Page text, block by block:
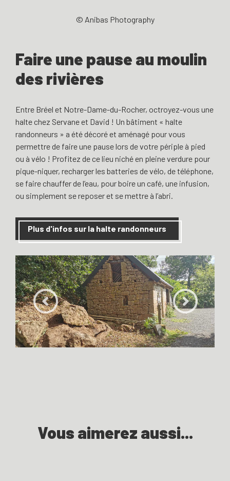
© Anibas Photography
Faire une pause au moulin
des rivières
Entre Bréel et Notre-Dame-du-Rocher, octroyez-vous une
halte chez Servane et David ! Un bâtiment « halte
randonneurs » a été décoré et aménagé pour vous
permettre de faire une pause lors de votre périple à pied
ou à vélo ! Profitez de ce lieu niché en pleine verdure pour
pique-niquer, recharger les batteries de vélo, de téléphone,
se faire chauffer de l’eau, pour boire un café, une infusion,
ou simplement se reposer et se mettre à l’abri.
Plus d'infos sur la halte randonneurs
Vous aimerez aussi...